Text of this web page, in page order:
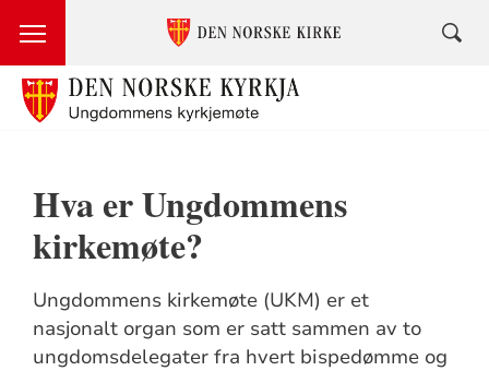
Hva er Ungdommens
kirkemøte?
Ungdommens kirkemøte (UKM) er et
nasjonalt organ som er satt sammen av to
ungdomsdelegater fra hvert bispedømme og